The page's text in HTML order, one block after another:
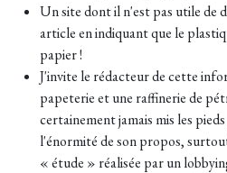
Un site dont il n'est pas utile de
article en indiquant que le
papier !
J'invite le rédacteur de cette
papeterie et une raffinerie de
certainement jamais mis les
l'énormité de son propos,
« étude » réalisée par un